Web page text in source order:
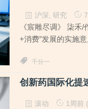
沪深 研究
《宸雕尽调》 柒禾
+消费”发展的实施
千分一
创新药国际化提
滚动 1周前